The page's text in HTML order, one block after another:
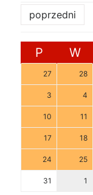
poprzedni
P W
27 28
3 4
10 11
17 18
24 25
31 1